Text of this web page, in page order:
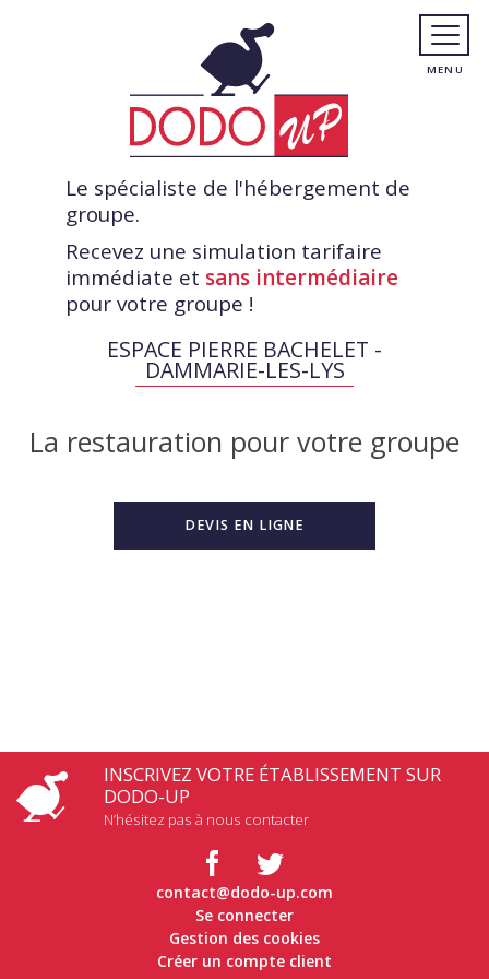
Le spécialiste de l'hébergement de
groupe.
Recevez une simulation tarifaire
immédiate et sans intermédiaire
pour votre groupe !
ESPACE PIERRE BACHELET -
DAMMARIE-LES-LYS
La restauration pour votre groupe
DEVIS EN LIGNE
INSCRIVEZ VOTRE ÉTABLISSEMENT SUR
DODO-UP
N’hésitez pas à nous contacter
contact@dodo-up.com
Se connecter
Gestion des cookies
Créer un compte client